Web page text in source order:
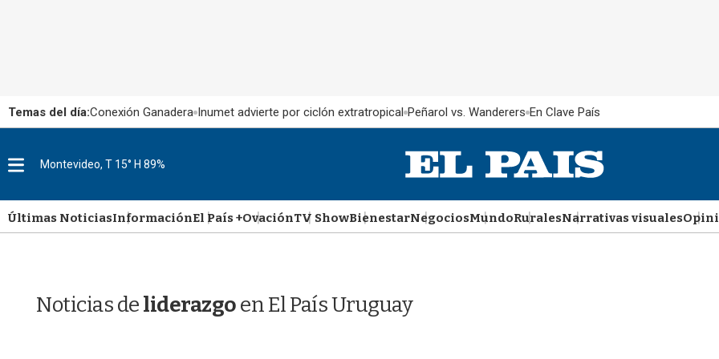
Temas del día:Conexión Ganadera Inumet advierte por ciclón extratropical Peñarol vs. Wanderers En Clave País
M
u
Montevideo, T 15° H 89%
Últimas NoticiasInformaciónEl País +OvaciónTV ShowBienestarNegociosMundoRuralesNarrativas visuales
Noticias deliderazgoen El País Uruguay